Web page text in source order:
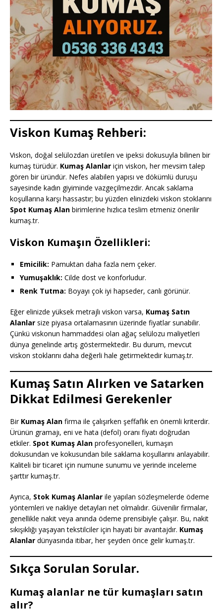
Viskon Kumaş Rehberi:
Viskon, doğal selülozdan üretilen ve ipeksi dokusuyla bilinen bir
kumaş türüdür. Kumaş Alanlar için viskon, her mevsim talep
gören bir üründür. Nefes alabilen yapısı ve dökümlü duruşu
sayesinde kadın giyiminde vazgeçilmezdir. Ancak saklama
koşullarına karşı hassastır; bu yüzden elinizdeki viskon stoklarını
Spot Kumaş Alan birimlerine hızlıca teslim etmeniz önerilir
kumaş.tr.
Viskon Kumaşın Özellikleri:
Emicilik: Pamuktan daha fazla nem çeker.
Yumuşaklık: Cilde dost ve konforludur.
Renk Tutma: Boyayı çok iyi hapseder, canlı görünür.
Eğer elinizde yüksek metrajlı viskon varsa, Kumaş Satın
Alanlar size piyasa ortalamasının üzerinde fiyatlar sunabilir.
Çünkü viskonun hammaddesi olan ağaç selülozu maliyetleri
dünya genelinde artış göstermektedir. Bu durum, mevcut
viskon stoklarını daha değerli hale getirmektedir kumaş.tr.
Kumaş Satın Alırken ve Satarken
Dikkat Edilmesi Gerekenler
Bir Kumaş Alan firma ile çalışırken şeffaflık en önemli kriterdir.
Ürünün gramajı, eni ve hata (defol) oranı fiyatı doğrudan
etkiler. Spot Kumaş Alan profesyonelleri, kumaşın
dokusundan ve kokusundan bile saklama koşullarını anlayabilir.
Kaliteli bir ticaret için numune sunumu ve yerinde inceleme
şarttır kumaş.tr.
Ayrıca, Stok Kumaş Alanlar ile yapılan sözleşmelerde ödeme
yöntemleri ve nakliye detayları net olmalıdır. Güvenilir firmalar,
genellikle nakit veya anında ödeme prensibiyle çalışır. Bu, nakit
sıkışıklığı yaşayan tekstilciler için hayati bir avantajdır. Kumaş
Alanlar dünyasında itibar, her şeyden önce gelir kumaş.tr.
Sıkça Sorulan Sorular.
Kumaş alanlar ne tür kumaşları satın
alır?